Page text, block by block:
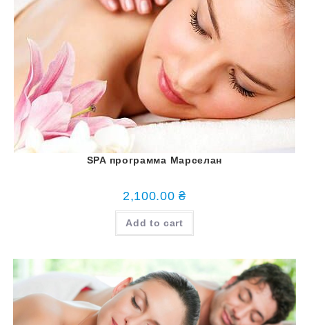
SPA программа Марселан
2,100.00₴
Add to cart